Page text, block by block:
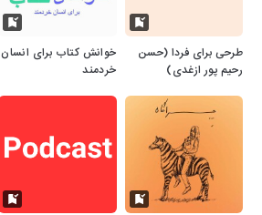
طرحی برای فردا (حسن
رحیم پور ازغدی)
خوانش کتاب برای انسان
خردمند